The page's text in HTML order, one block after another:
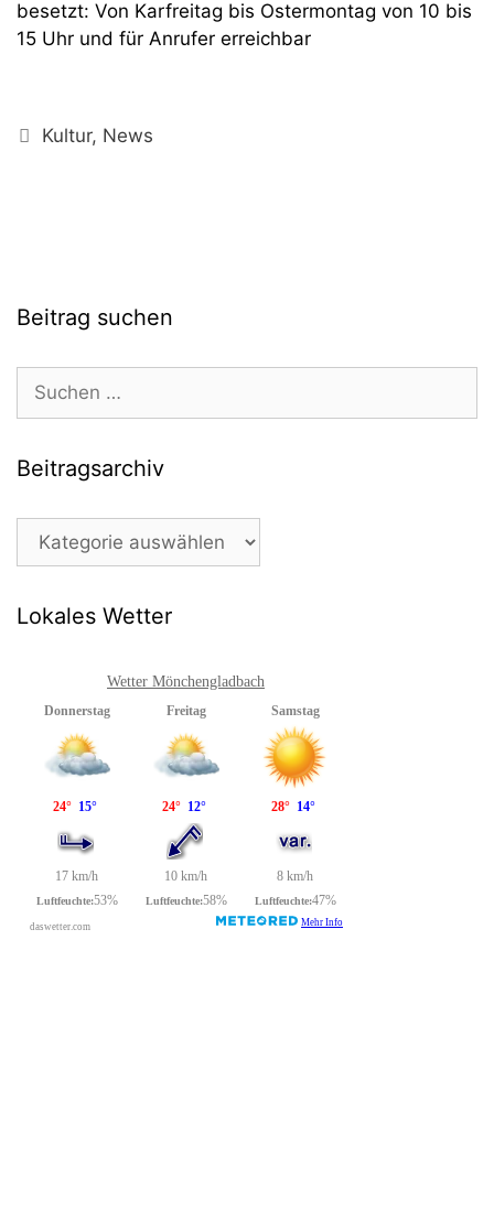
besetzt: Von Karfreitag bis Ostermontag von 10 bis
15 Uhr und für Anrufer erreichbar
Kategorien
Kultur, News
Beitrag suchen
nach:
Beitragsarchiv
Beitragsarchiv
Lokales Wetter
Wetter Mönchengladbach